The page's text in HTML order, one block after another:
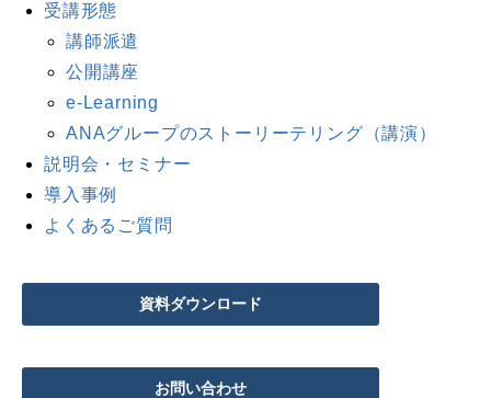
受講形態
講師派遣
公開講座
e-Learning
ANAグループのストーリーテリング（講演）
説明会・セミナー
導入事例
よくあるご質問
資料ダウンロード
お問い合わせ